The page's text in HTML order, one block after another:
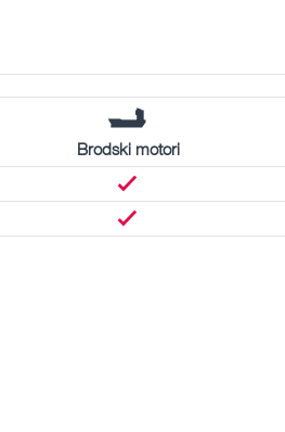
Brodski motori